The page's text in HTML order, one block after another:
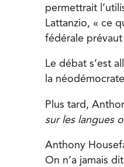
permettrait
Lattanzio, « ce
fédérale prévaut
Le débat s’est
la
Plus tard,
sur les langues
Anthony
On n’a jamais